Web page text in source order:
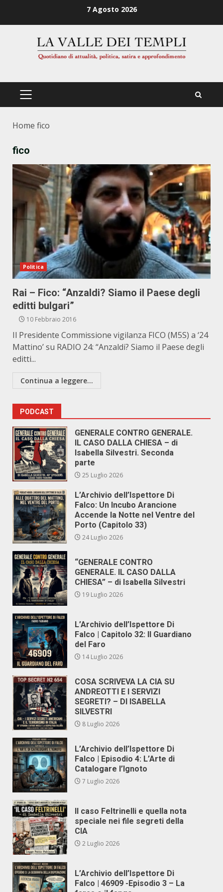
7 Agosto 2026
PRIMÄRES
Home fico
fico
Politica
Rai – Fico: “Anzaldi? Siamo il Paese degli
editti bulgari”
10 Febbraio 2016
Il Presidente Commissione vigilanza FICO (M5S) a ‘24
Mattino’ su RADIO 24: “Anzaldi? Siamo il Paese degli
editti...
Continua a leggere...
PODCAST
GENERALE CONTRO GENERALE.
IL CASO DALLA CHIESA – di
Isabella Silvestri. Seconda
parte
25 Luglio 2026
L’Archivio dell’Ispettore Di
Falco: Un Incubo Arancione
Accende la Notte nel Ventre del
Porto (Capitolo 33)
24 Luglio 2026
“GENERALE CONTRO
GENERALE. IL CASO DALLA
CHIESA” – di Isabella Silvestri
19 Luglio 2026
L’Archivio dell’Ispettore Di
Falco | Capitolo 32: Il Guardiano
del Faro
14 Luglio 2026
COSA SCRIVEVA LA CIA SU
ANDREOTTI E I SERVIZI
SEGRETI? – DI ISABELLA
SILVESTRI
8 Luglio 2026
L’Archivio dell’Ispettore Di
Falco | Episodio 4: L’Arte di
Catalogare l’Ignoto
7 Luglio 2026
Il caso Feltrinelli e quella nota
speciale nei file segreti della
CIA
2 Luglio 2026
L’Archivio dell’Ispettore Di
Falco | 46909 -Episodio 3 – La